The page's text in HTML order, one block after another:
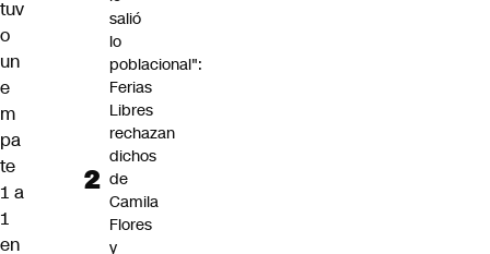
tuv
o
un
e
m
pa
te
1 a
1
en
salió
lo
poblacional":
Ferias
Libres
rechazan
dichos
de
Camila
Flores
y